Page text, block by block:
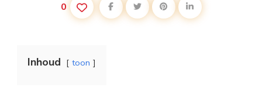
0
Inhoud toon